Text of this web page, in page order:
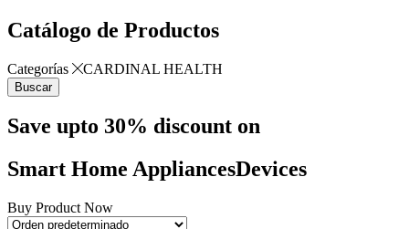
Catálogo de Productos
Categorías CARDINAL HEALTH
Buscar
Save upto 30% discount on
Smart Home AppliancesDevices
Buy Product Now